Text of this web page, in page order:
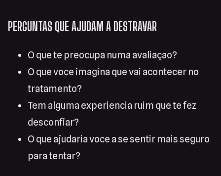
PERGUNTAS QUE AJUDAM A DESTRAVAR
O que te preocupa numa avaliaçao?
O que voce imagina que vai acontecer no
tratamento?
Tem alguma experiencia ruim que te fez
desconfiar?
O que ajudaria voce a se sentir mais seguro
para tentar?